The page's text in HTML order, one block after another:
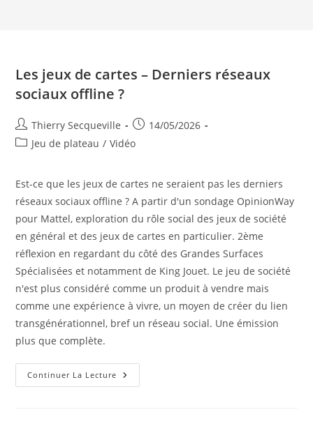
Les jeux de cartes – Derniers réseaux
sociaux offline ?
Auteur/autrice
de
Thierry Secqueville
Publication
publiée :
14/05/2026
PostJeu de plateau / Vidéo
Est-ce que les jeux de cartes ne seraient pas les derniers
réseaux sociaux offline ? A partir d'un sondage OpinionWay
pour Mattel, exploration du rôle social des jeux de société
en général et des jeux de cartes en particulier. 2ème
réflexion en regardant du côté des Grandes Surfaces
Spécialisées et notamment de King Jouet. Le jeu de société
n'est plus considéré comme un produit à vendre mais
comme une expérience à vivre, un moyen de créer du lien
transgénérationnel, bref un réseau social. Une émission
plus que complète.
Continuer La Lecture Les
Jeux